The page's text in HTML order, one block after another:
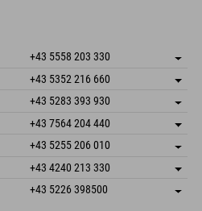
+43 5558 203 330
Salva indirizzo
Informazioni sull'arrivo
Prenotazione
+43 5352 216 660
Salva indirizzo
Prenotazione
+43 5283 393 930
Salva indirizzo
Informazioni sull'arrivo
Prenotazione
+43 7564 204 440
Salva indirizzo
Prenotazione
+43 5255 206 010
Salva indirizzo
Informazioni sull'arrivo
Prenotazione
+43 4240 213 330
Salva indirizzo
+43 5226 398500